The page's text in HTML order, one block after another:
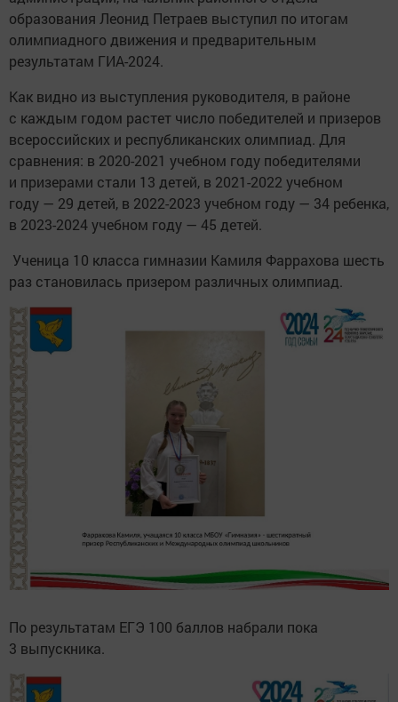
образования Леонид Петраев выступил по итогам
олимпиадного движения и предварительным
результатам ГИА-2024.
Как видно из выступления руководителя, в районе
с каждым годом растет число победителей и призеров
всероссийских и республиканских олимпиад. Для
сравнения: в 2020-2021 учебном году победителями
и призерами стали 13 детей, в 2021-2022 учебном
году — 29 детей, в 2022-2023 учебном году — 34 ребенка,
в 2023-2024 учебном году — 45 детей.
Ученица 10 класса гимназии Камиля Фаррахова шесть
раз становилась призером различных олимпиад.
По результатам ЕГЭ 100 баллов набрали пока
3 выпускника.